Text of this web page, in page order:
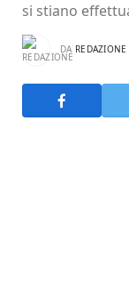
si stiano
DA REDAZIONE